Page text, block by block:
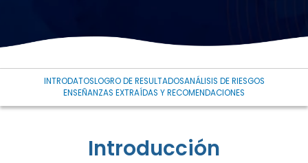
INTRODATOSLOGRO DE RESULTADOSANÁLISIS DE RIESGOS
ENSEÑANZAS EXTRAÍDAS Y RECOMENDACIONES
Introducción